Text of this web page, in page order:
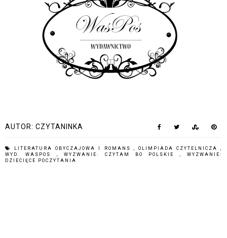
AUTOR: CZYTANINKA
LITERATURA OBYCZAJOWA I ROMANS OLIMPIADA CZYTELNICZA
WYD. WASPOS
,WYZWANIE: CZYTAM BO POLSKIE
WYZWANIE:
DZIECIĘCE POCZYTANIA